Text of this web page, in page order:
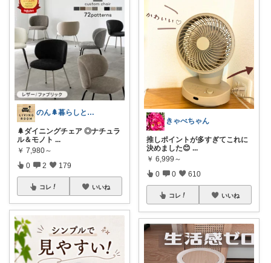
のん🌲暮らしと家具
🌲ダイニングチェア ◎ナチュラ
ル＆モノト ...
￥ 7,980～
0 2 179
コレ いいね
きゃべちゃん
推しポイントが多すぎてこれに
決めました😊 ...
￥ 6,999～
0 0 610
コレ いいね